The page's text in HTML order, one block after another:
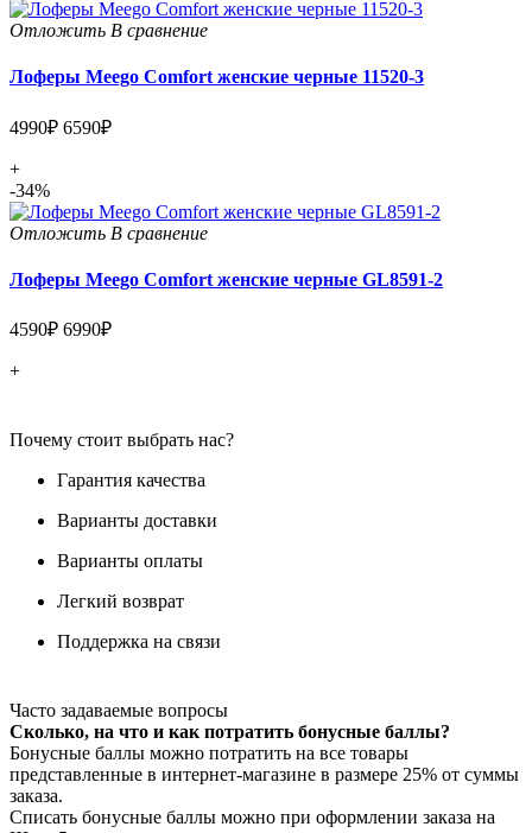
Отложить В сравнение
Лоферы Meego Comfort женские черные 11520-3
4990₽ 6590₽
+
-34%
Отложить В сравнение
Лоферы Meego Comfort женские черные GL8591-2
4590₽ 6990₽
+
Почему стоит выбрать нас?
Гарантия качества
Варианты доставки
Варианты оплаты
Легкий возврат
Поддержка на связи
Часто задаваемые вопросы
Сколько, на что и как потратить бонусные баллы?
Бонусные баллы можно потратить на все товары
представленные в интернет-магазине в размере 25% от суммы
заказа.
Списать бонусные баллы можно при оформлении заказа на